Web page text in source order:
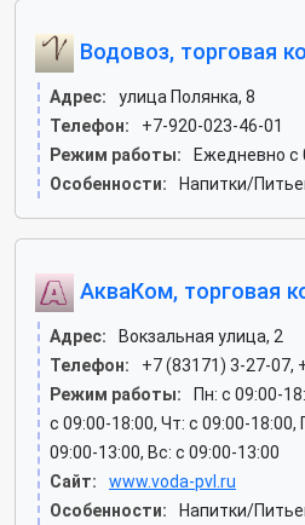
Водовоз, торговая
Адрес:
улица Полянка, 8
Телефон:
+7-920-023-46-01
Режим работы:
Ежедневно с
Особенности:
Напитки/
АкваКом, торговая
Адрес:
Вокзальная улица, 2
Телефон:
+7 (83171) 3-27-07,
Режим работы:
Пн: c 09:00-
c 09:00-18:00, Чт: c 09:00-18:00,
09:00-13:00, Вс: c 09:00-13:00
Сайт:
www.voda-pvl.ru
Особенности:
Напитки/